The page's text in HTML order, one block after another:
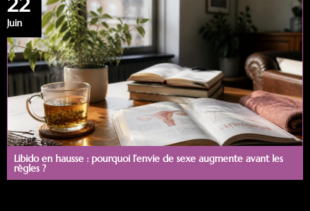
Juin
Libido en hausse : pourquoi l’envie de sexe augmente avant les
règles ?